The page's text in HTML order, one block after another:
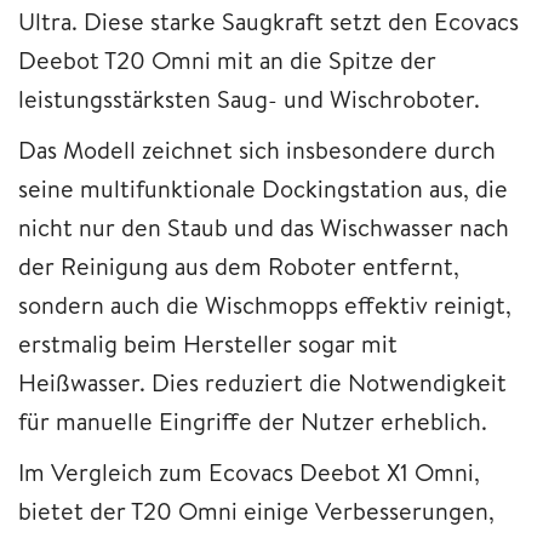
Ultra. Diese starke Saugkraft setzt den Ecovacs
Deebot T20 Omni mit an die Spitze der
leistungsstärksten Saug- und Wischroboter.
Das Modell zeichnet sich insbesondere durch
seine multifunktionale Dockingstation aus, die
nicht nur den Staub und das Wischwasser nach
der Reinigung aus dem Roboter entfernt,
sondern auch die Wischmopps effektiv reinigt,
erstmalig beim Hersteller sogar mit
Heißwasser. Dies reduziert die Notwendigkeit
für manuelle Eingriffe der Nutzer erheblich.
Im Vergleich zum Ecovacs Deebot X1 Omni,
bietet der T20 Omni einige Verbesserungen,